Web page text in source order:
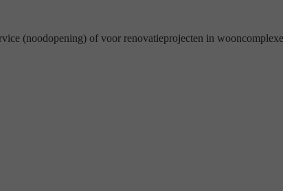
(noodopening) of voor renovatieprojecten in